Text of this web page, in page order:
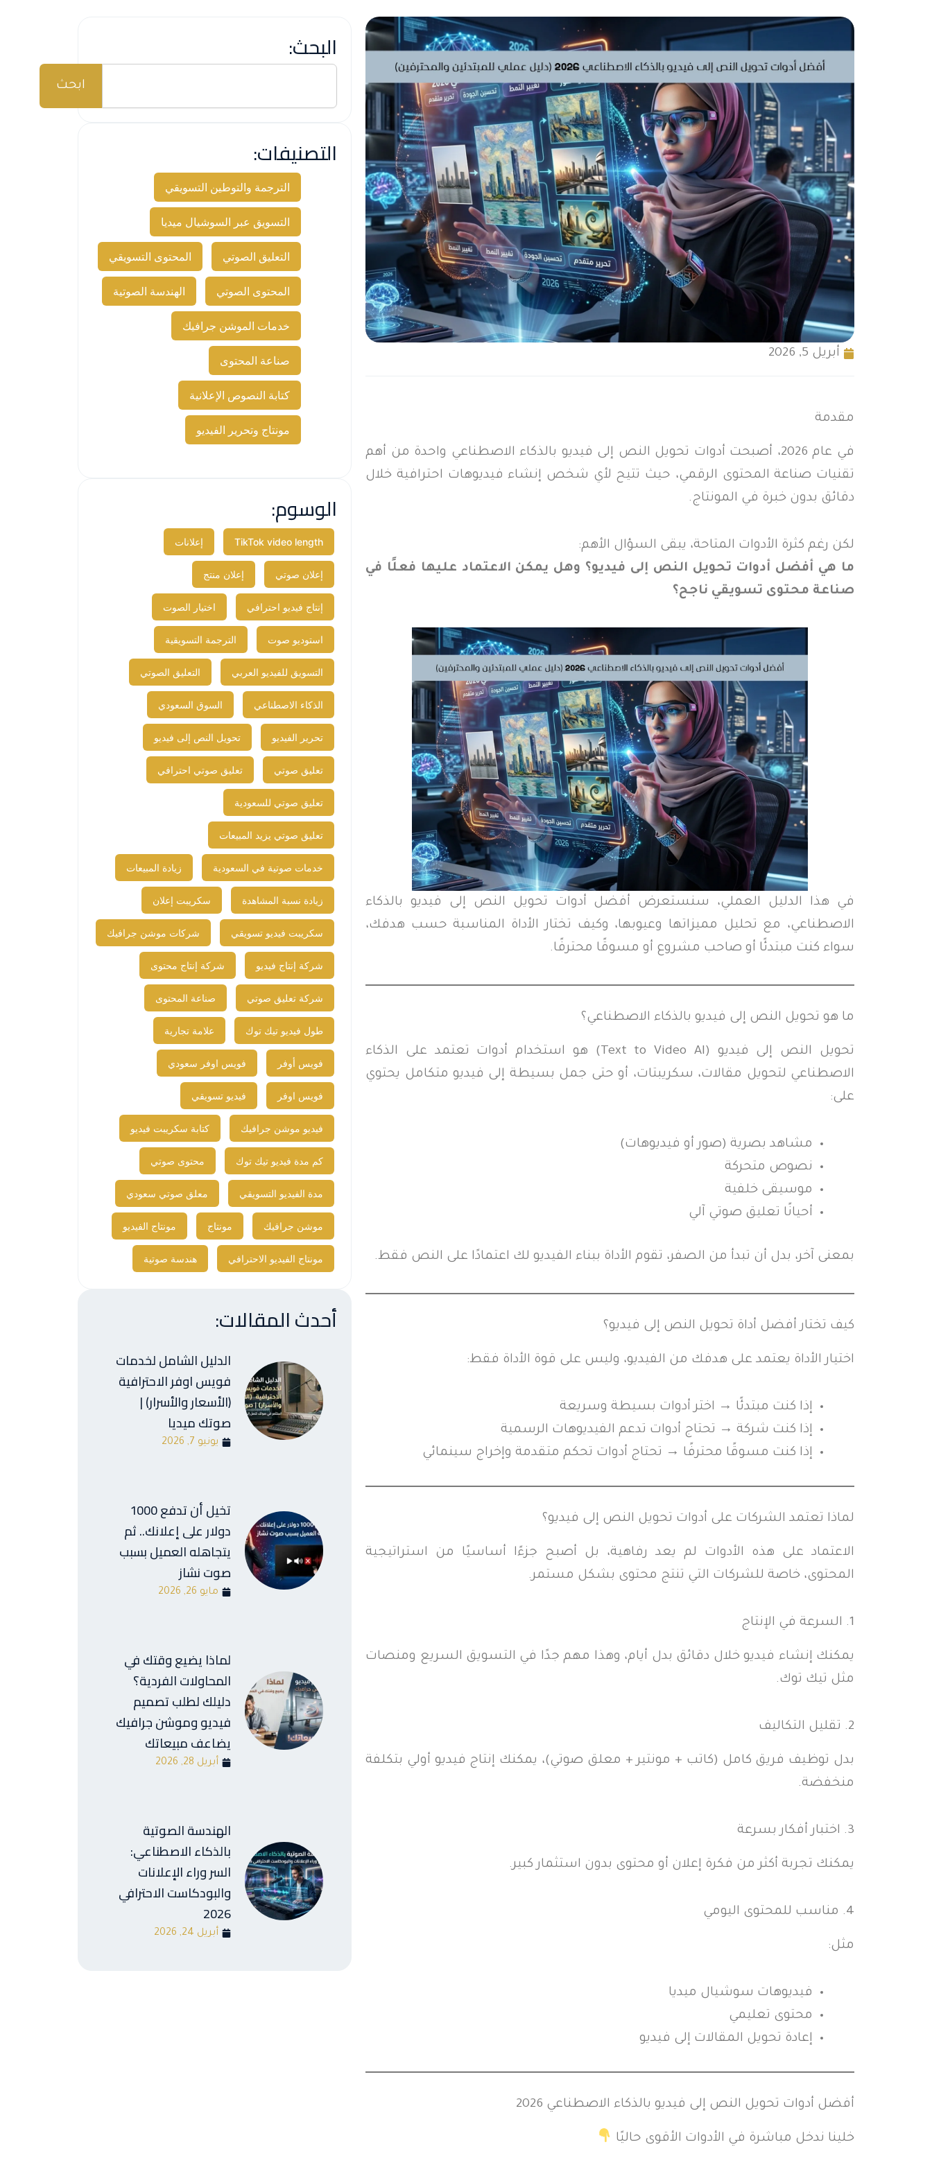
أبريل 5, 2026
مقدمة
في عام 2026، أصبحت أدوات تحويل النص إلى فيديو بالذكاء الاصطناعي واحدة من أهم
تقنيات صناعة المحتوى الرقمي، حيث تتيح لأي شخص إنشاء فيديوهات احترافية خلال
دقائق بدون خبرة في المونتاج.
لكن رغم كثرة الأدوات المتاحة، يبقى السؤال الأهم:
ما هي أفضل أدوات تحويل النص إلى فيديو؟ وهل يمكن الاعتماد عليها فعلًا في
صناعة محتوى تسويقي ناجح؟
في هذا الدليل العملي، سنستعرض أفضل أدوات تحويل النص إلى فيديو بالذكاء
الاصطناعي، مع تحليل مميزاتها وعيوبها، وكيف تختار الأداة المناسبة حسب هدفك،
سواء كنت مبتدئًا أو صاحب مشروع أو مسوقًا محترفًا.
ما هو تحويل النص إلى فيديو بالذكاء الاصطناعي؟
تحويل النص إلى فيديو (Text to Video AI) هو استخدام أدوات تعتمد على الذكاء
الاصطناعي لتحويل مقالات، سكريبتات، أو حتى جمل بسيطة إلى فيديو متكامل يحتوي
على:
مشاهد بصرية (صور أو فيديوهات)
نصوص متحركة
موسيقى خلفية
أحيانًا تعليق صوتي آلي
بمعنى آخر، بدل أن تبدأ من الصفر، تقوم الأداة ببناء الفيديو لك اعتمادًا على النص فقط.
كيف تختار أفضل أداة تحويل النص إلى فيديو؟
اختيار الأداة يعتمد على هدفك من الفيديو، وليس على قوة الأداة فقط:
إذا كنت مبتدئًا → اختر أدوات بسيطة وسريعة
إذا كنت شركة → تحتاج أدوات تدعم الفيديوهات الرسمية
إذا كنت مسوقًا محترفًا → تحتاج أدوات تحكم متقدمة وإخراج سينمائي
لماذا تعتمد الشركات على أدوات تحويل النص إلى فيديو؟
الاعتماد على هذه الأدوات لم يعد رفاهية، بل أصبح جزءًا أساسيًا من استراتيجية
المحتوى، خاصة للشركات التي تنتج محتوى بشكل مستمر.
1. السرعة في الإنتاج
يمكنك إنشاء فيديو خلال دقائق بدل أيام، وهذا مهم جدًا في التسويق السريع ومنصات
مثل تيك توك.
2. تقليل التكاليف
بدل توظيف فريق كامل (كاتب + مونتير + معلق صوتي)، يمكنك إنتاج فيديو أولي بتكلفة
منخفضة.
3. اختبار أفكار بسرعة
يمكنك تجربة أكثر من فكرة إعلان أو محتوى بدون استثمار كبير.
4. مناسب للمحتوى اليومي
مثل:
فيديوهات سوشيال ميديا
محتوى تعليمي
إعادة تحويل المقالات إلى فيديو
أفضل أدوات تحويل النص إلى فيديو بالذكاء الاصطناعي 2026
خلينا ندخل مباشرة في الأدوات الأقوى حاليًا
البحث:
Search
ابحث
التصنيفات:
الترجمة والتوطين التسويقي
التسويق عبر السوشيال ميديا
التعليق الصوتي المحتوى التسويقي
المحتوى الصوتي الهندسة الصوتية
خدمات الموشن جرافيك
صناعة المحتوى
كتابة النصوص الإعلانية
مونتاج وتحرير الفيديو
الوسوم:
TikTok video length إعلانات​
إعلان صوتي إعلان منتج
إنتاج فيديو احترافي اختيار الصوت
استوديو صوت الترجمة التسويقية
التسويق للفيديو العربي التعليق الصوتي
الذكاء الاصطناعي السوق السعودي
تحرير الفيديو تحويل النص إلى فيديو
تعليق صوتي تعليق صوتي احترافي
تعليق صوتي للسعودية
تعليق صوتي يزيد المبيعات
خدمات صوتية في السعودية زيادة المبيعات
زيادة نسبة المشاهدة سكريبت إعلان
سكريبت فيديو تسويقي شركات موشن جرافيك
شركة إنتاج فيديو شركة إنتاج محتوى
شركة تعليق صوتي صناعة المحتوى
طول فيديو تيك توك علامة تجارية
فويس أوفر فويس اوفر سعودي
فويس اوفر​ فيديو تسويقي
فيديو موشن جرافيك كتابة سكريبت فيديو
كم مدة فيديو تيك توك محتوى صوتي
مدة الفيديو التسويقي معلق صوتي سعودي
موشن جرافيك مونتاج مونتاج الفيديو
مونتاج الفيديو الاحترافي هندسة صوتية
أحدث المقالات:
الدليل الشامل لخدمات
فويس اوفر الاحترافية
(الأسعار والأسرار) |
صوتك ميديا
يونيو 7, 2026
تخيل أن تدفع 1000
دولار على إعلانك.. ثم
يتجاهله العميل بسبب
صوت نشاز
مايو 26, 2026
لماذا يضيع وقتك في
المحاولات الفردية؟
دليلك لطلب تصميم
فيديو وموشن جرافيك
يضاعف مبيعاتك
أبريل 28, 2026
الهندسة الصوتية
بالذكاء الاصطناعي:
السر وراء الإعلانات
والبودكاست الاحترافي
2026
أبريل 24, 2026